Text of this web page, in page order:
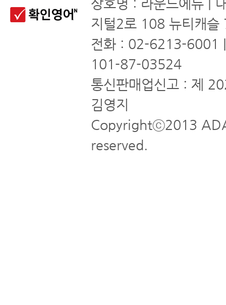
상호명 : 라운드에듀 |
지털2로 108 뉴티캐슬
전화 : 02-6213-6001
101-87-03524
통신판매업신고 : 제
김영지
Copyrightⓒ2013
reserved.